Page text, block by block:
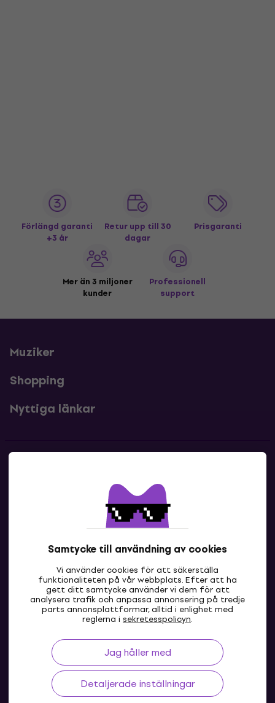
Samtycke till användning av cookies
Vi använder cookies för att säkerställa
funktionaliteten på vår webbplats. Efter att ha
gett ditt samtycke använder vi dem för att
analysera trafik och anpassa annonsering på tredje
parts annonsplattformar, alltid i enlighet med
reglerna i sekretesspolicyn.
Jag håller med
Detaljerade inställningar
Förlängd garanti
+3 år
Retur upp till 30
dagar
Prisgaranti
Mer än 3 miljoner
kunder
Professionell
support
Muziker
Shopping
Nyttiga länkar
Kontakta oss
SE